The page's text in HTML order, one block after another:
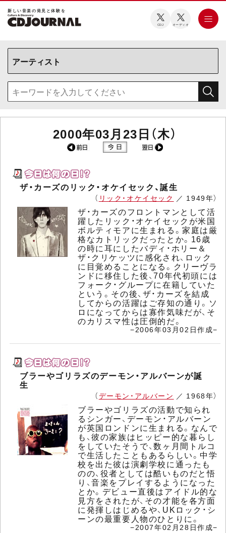
新しい⾳楽の発⾒と体験を
CDJ オーディオ
2000年03月23日（木）
ザ・カーズのリック・オケイセック、誕生
（ リック・オケイセック ／ 1949年）
ザ・カーズのフロントマンとして活
躍したリック・オケイセックが米国
ボルティモアに生まれる。家庭は厳
格なカトリックだったとか。16歳
の時に耳にしたバディ・ホリー＆
ザ・クリケッツに感化され、ロック
に目覚めることになる。クリーヴラ
ンドに移住した後、70年代初頭には
フォーク・グループに在籍していた
という。その後、ザ・カーズを結成
してからの活躍はご存知の通り。ソ
ロになってからは寡作気味だが、そ
のカリスマ性は圧倒的だ。
−2006年03月02日作成−
ブラーやゴリラズのデーモン・アルバーンが誕
生
（デーモン・アルバーン ／ 1968年）
ブラーやゴリラズの活動で知られ
るシンガー、デーモン・アルバーン
が英国ロンドンに生まれる。なんで
も、彼の家族はヒッピー的な暮らし
をしていたそうで、数ヶ月間トルコ
で生活したこともあるらしい。中学
校を出た彼は演劇学校に通ったも
のの、役者としては酷いものだと悟
り、音楽をプレイするようになった
とか。デビュー直後はアイドル的な
見方をされたが、その才能を各方面
に発揮しはじめるや、UKロック・シ
ーンの最重要人物のひとりに。
−2007年02月28日作成−